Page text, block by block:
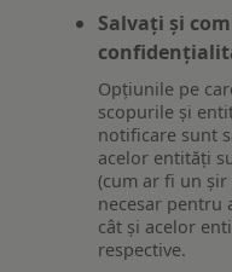
Salvați și
Opțiunile pe
scopurile și
notificare sunt
acelor entități
(cum ar fi un șir
necesar pentru
cât și acelor
respective.